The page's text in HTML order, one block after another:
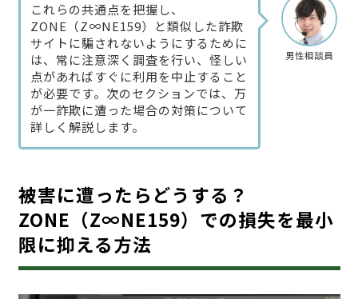
男性相談員
これらの共通点を把握し、
ZONE（Z∞NE159）と類似した詐欺
サイトに騙されないようにするために
は、常に注意深く調査を行い、怪しい
点があればすぐに利用を中止すること
が必要です。次のセクションでは、万
が一詐欺に遭った場合の対策について
詳しく解説します。
被害に遭ったらどうする？
ZONE（Z∞NE159）での損失を最小
限に抑える方法